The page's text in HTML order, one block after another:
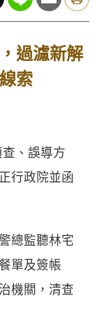
過濾新解
索
、誤導方
行政院並函
總監聽林宅
單及簽帳
機關，清查